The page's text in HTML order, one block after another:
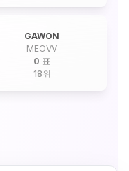
GAWON
MEOVV
0 표
18위